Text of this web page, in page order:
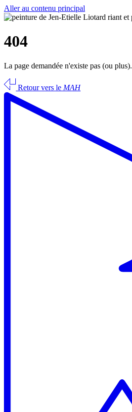
Aller au contenu principal
404
La page demandée n'existe pas (ou plus).
Retour vers le MAH